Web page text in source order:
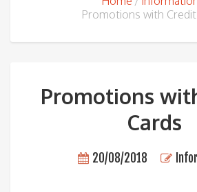
Promotions with Credit
Promotions
Cards
20/08/2018